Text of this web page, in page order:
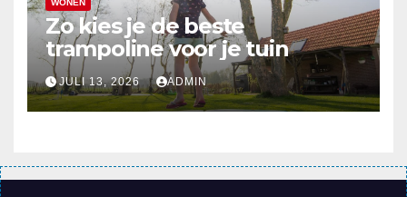
WONEN
Zo kies je de beste
trampoline voor je tuin
JULI 13, 2026 ADMIN